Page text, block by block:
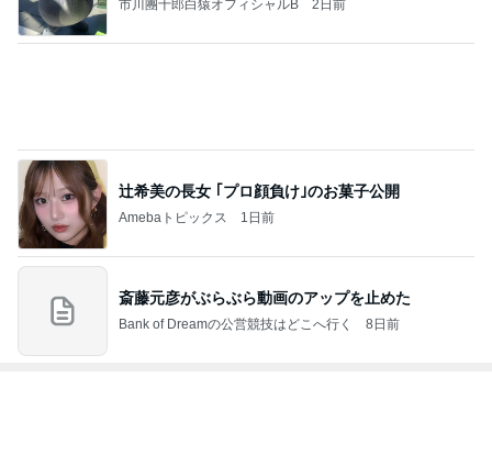
市川團十郎白猿オフィシャルB 2日前
辻希美の長女 ｢プロ顔負け｣のお菓子公開
Amebaトピックス 1日前
斎藤元彦がぶらぶら動画のアップを止めた
Bank of Dreamの公営競技はどこへ行く 8日前